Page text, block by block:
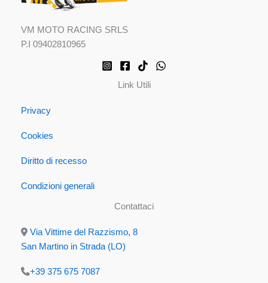
VM MOTO RACING SRLS
P.I 09402810965
Link Utili
Privacy
Cookies
Diritto di recesso
Condizioni generali
Contattaci
Via Vittime del Razzismo, 8
San Martino in Strada (LO)
+39 375 675 7087